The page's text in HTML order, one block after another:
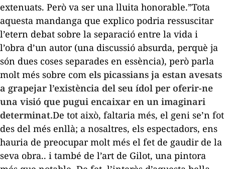
extenuats. Però va ser una lluita honorable.”Tota
aquesta mandanga que explico podria ressuscitar
l’etern debat sobre la separació entre la vida i
l’obra d’un autor (una discussió absurda, perquè ja
són dues coses separades en essència), però parla
molt més sobre com els picassians ja estan avesats
a grapejar l’existència del seu ídol per oferir-ne
una visió que pugui encaixar en un imaginari
determinat.De tot això, faltaria més, el geni se’n fot
des del més enllà; a nosaltres, els espectadors, ens
hauria de preocupar molt més el fet de gaudir de la
seva obra.. i també de l’art de Gilot, una pintora